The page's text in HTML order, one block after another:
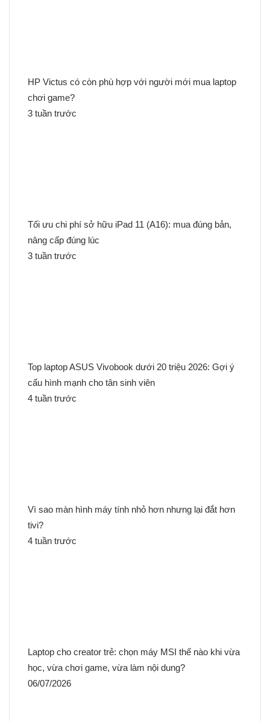
HP Victus có còn phù hợp với người mới mua laptop
chơi game?
3 tuần trước
Tối ưu chi phí sở hữu iPad 11 (A16): mua đúng bản,
nâng cấp đúng lúc
3 tuần trước
Top laptop ASUS Vivobook dưới 20 triệu 2026: Gợi ý
cấu hình mạnh cho tân sinh viên
4 tuần trước
Vì sao màn hình máy tính nhỏ hơn nhưng lại đắt hơn
tivi?
4 tuần trước
Laptop cho creator trẻ: chọn máy MSI thế nào khi vừa
học, vừa chơi game, vừa làm nội dung?
06/07/2026